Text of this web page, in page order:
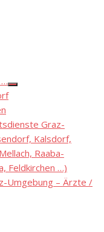
…
Show
Graz-
Kalsdorf,
Raaba-
Feldkirchen …)
Umgebung – Ärzte /